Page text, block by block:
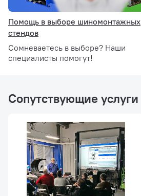
Помощь в выборе шиномонтажных
стендов
Сомневаетесь в выборе? Наши
специалисты помогут!
Сопутствующие услуги